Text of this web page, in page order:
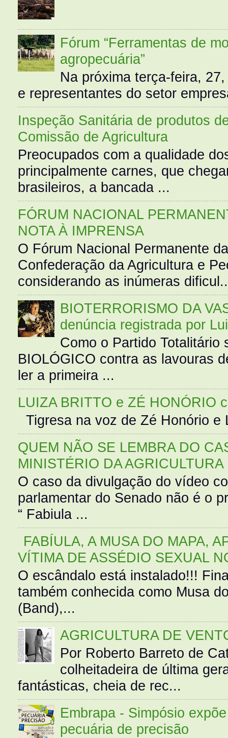
Fórum “Ferramentas de
agropecuária”
Na próxima terça-feira,
e representantes do setor
Inspeção Sanitária de produtos
Comissão de Agricultura
Preocupados com a qualidade
principalmente carnes, que
brasileiros, a bancada ...
FÓRUM NACIONAL
NOTA À IMPRENSA
O Fórum Nacional Permanente
Confederação da Agricultura e
considerando as inúmeras
BIOTERRORISMO DA
denúncia registrada por
Como o Partido Totalitário
BIOLÓGICO contra as lavouras
ler a primeira ...
LUIZA BRITTO e ZÉ HONÓRIO
Tigresa na voz de Zé Honório
QUEM NÃO SE LEMBRA DO
MINISTÉRIO DA AGRICULTURA
O caso da divulgação do vídeo
parlamentar do Senado não é o
“ Fabiula ...
FABÍULA, A MUSA DO MAPA,
VÍTIMA DE ASSÉDIO SEXUAL
O escândalo está instalado!!!
também conhecida como Musa
(Band),...
AGRICULTURA DE
Por Roberto Barreto de
colheitadeira de última
fantásticas, cheia de rec...
Embrapa - Simpósio
pecuária de precisão